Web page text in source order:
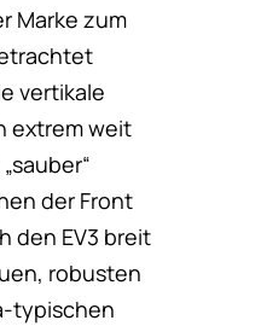
Marke zum
vertikale
extrem weit
der Front
den EV3 breit
robusten
typischen